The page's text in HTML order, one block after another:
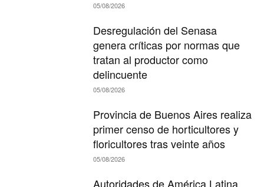
05/08/2026
Desregulación del Senasa
genera críticas por normas que
tratan al productor como
delincuente
05/08/2026
Provincia de Buenos Aires realiza
primer censo de horticultores y
floricultores tras veinte años
05/08/2026
Autoridades de América Latina